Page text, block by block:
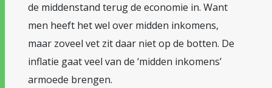
de middenstand terug de economie in. Want
men heeft het wel over midden inkomens,
maar zoveel vet zit daar niet op de botten. De
inflatie gaat veel van de ‘midden inkomens’
armoede brengen.